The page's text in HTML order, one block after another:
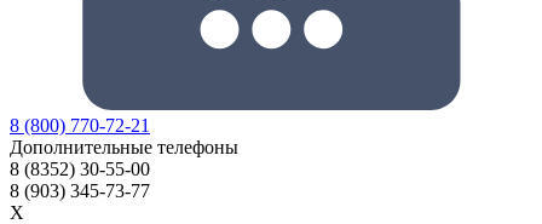
8 (800) 770-72-21
Дополнительные телефоны
8 (8352) 30-55-00
8 (903) 345-73-77
X